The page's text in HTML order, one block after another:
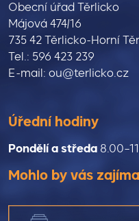
Obecní úřad Těrlicko
Májová 474/16
735 42 Těrlicko-Horní
Tel.: 596 423 239
E-mail: ou@terlicko.cz
Úřední hodiny
Pondělí a středa
Mohlo by vás